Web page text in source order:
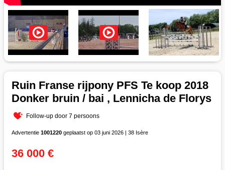
Ruin Franse rijpony PFS Te koop 2018
Donker bruin / bai , Lennicha de Florys
Follow-up door 7 persoons
Advertentie 1001220 geplaatst op 03 juni 2026 | 38 Isère
36 000 €